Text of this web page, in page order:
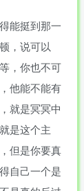
能挺到那一
，说可以
，你也不可
他能不能有
就是冥冥中
是这个主
但是你要真
自己一个是